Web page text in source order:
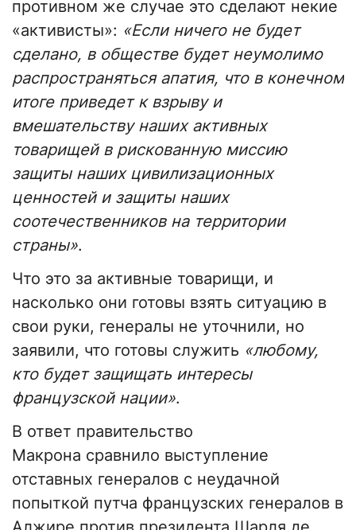
противном же случае это сделают некие
«активисты»: «Если ничего не будет
сделано, в обществе будет неумолимо
распространяться апатия, что в конечном
итоге приведет к взрыву и
вмешательству наших активных
товарищей в рискованную миссию
защиты наших цивилизационных
ценностей и защиты наших
соотечественников на территории
страны».
Что это за активные товарищи, и
насколько они готовы взять ситуацию в
свои руки, генералы не уточнили, но
заявили, что готовы служить «любому,
кто будет защищать интересы
французской нации».
В ответ правительство
Макрона сравнило выступление
отставных генералов с неудачной
попыткой путча французских генералов в